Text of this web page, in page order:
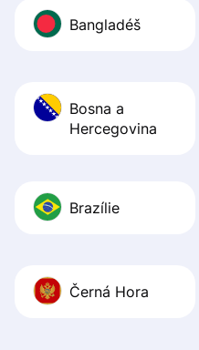
Bangladéš
Bosna a
Hercegovina
Brazílie
Černá Hora